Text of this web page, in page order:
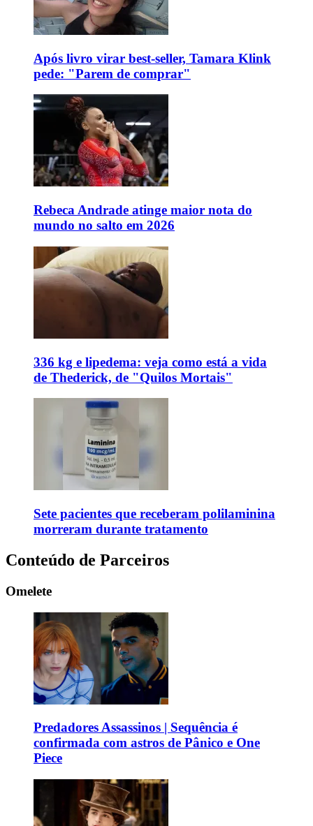
Após livro virar best-seller, Tamara Klink
pede: "Parem de comprar"
Rebeca Andrade atinge maior nota do
mundo no salto em 2026
336 kg e lipedema: veja como está a vida
de Thederick, de "Quilos Mortais"
Sete pacientes que receberam polilaminina
morreram durante tratamento
Conteúdo de Parceiros
Omelete
Predadores Assassinos | Sequência é
confirmada com astros de Pânico e One
Piece